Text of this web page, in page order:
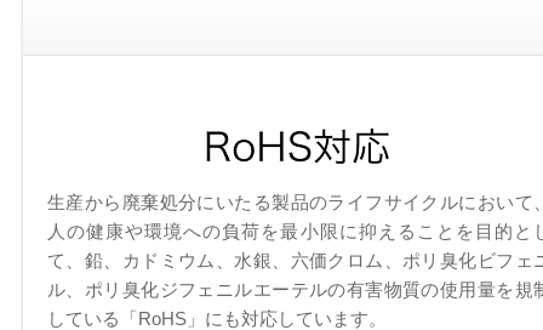
生産から廃棄処分にいたる製品のライフサイクルにおいて
人の健康や環境への負荷を最小限に抑えることを目的と
て、鉛、カドミウム、水銀、六価クロム、ポリ臭化ビフェ
ル、ポリ臭化ジフェニルエーテルの有害物質の使用量を規
している「RoHS」にも対応しています。